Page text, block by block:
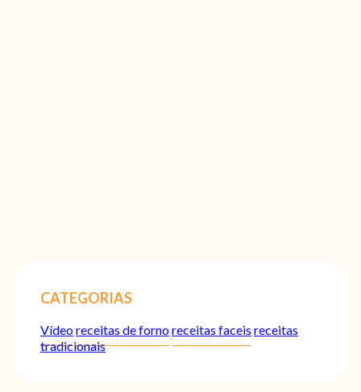
CATEGORIAS
Vídeoreceitas de fornoreceitas faceis receitas
tradicionais